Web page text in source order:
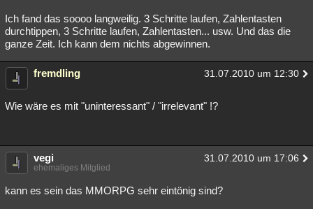
Ich fand das soooo langweilig. 3 Schritte laufen, Zahlentasten
durchtippen, 3 Schritte laufen, Zahlentasten... usw. Und das die
ganze Zeit. Ich kann dem nichts abgewinnen.
fremdling 31.07.2010 um 12:30
Wie wäre es mit "uninteressant" / "irrelevant" !?
vegi 31.07.2010 um 17:06
ehemaliges Mitglied
kann es sein das MMORPG sehr eintönig sind?